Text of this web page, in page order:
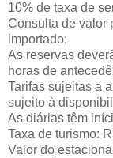
10% de taxa de
Consulta de valor
importado;
As reservas
horas de
Tarifas sujeitas a
sujeito à
As diárias têm
Taxa de turismo:
Valor do